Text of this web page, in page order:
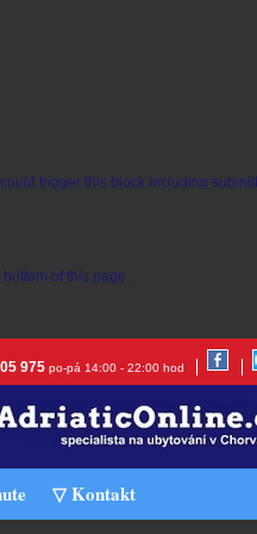
trigger this block including
of this page.
975 po-pá 14:00 - 22:00 hod
▽ Kontakt